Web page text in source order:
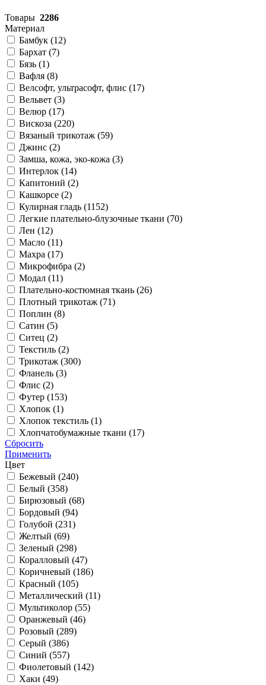
Товары 2286
Материал
Бамбук (12)
Бархат (7)
Бязь (1)
Вафля (8)
Велсофт, ультрасофт, флис (17)
Вельвет (3)
Велюр (17)
Вискоза (220)
Вязаный трикотаж (59)
Джинс (2)
Замша, кожа, эко-кожа (3)
Интерлок (14)
Капитоний (2)
Кашкорсе (2)
Кулирная гладь (1152)
Легкие плательно-блузочные ткани (70)
Лен (12)
Масло (11)
Махра (17)
Микрофибра (2)
Модал (11)
Плательно-костюмная ткань (26)
Плотный трикотаж (71)
Поплин (8)
Сатин (5)
Ситец (2)
Текстиль (2)
Трикотаж (300)
Фланель (3)
Флис (2)
Футер (153)
Хлопок (1)
Хлопок текстиль (1)
Хлопчатобумажные ткани (17)
Сбросить
Применить
Цвет
Бежевый (240)
Белый (358)
Бирюзовый (68)
Бордовый (94)
Голубой (231)
Желтый (69)
Зеленый (298)
Коралловый (47)
Коричневый (186)
Красный (105)
Металлический (11)
Мультиколор (55)
Оранжевый (46)
Розовый (289)
Серый (386)
Синий (557)
Фиолетовый (142)
Хаки (49)